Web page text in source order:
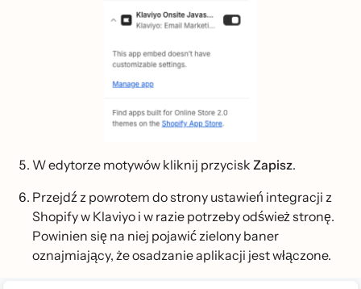
W edytorze motywów kliknij przycisk Zapisz.
Przejdź z powrotem do strony ustawień integracji z
Shopify w Klaviyo i w razie potrzeby odśwież stronę.
Powinien się na niej pojawić zielony baner
oznajmiający, że osadzanie aplikacji jest włączone.